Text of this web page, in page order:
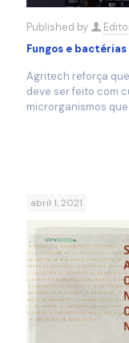
Published by
Fungos e
Agritech reforça
deve ser feito com
microrganismos
abril 1, 2021